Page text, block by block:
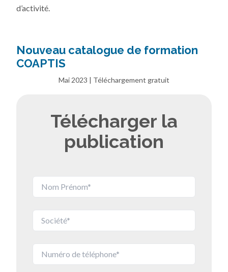
d’activité.
Nouveau catalogue de formation
COAPTIS
Mai 2023 | Téléchargement gratuit
Télécharger la
publication